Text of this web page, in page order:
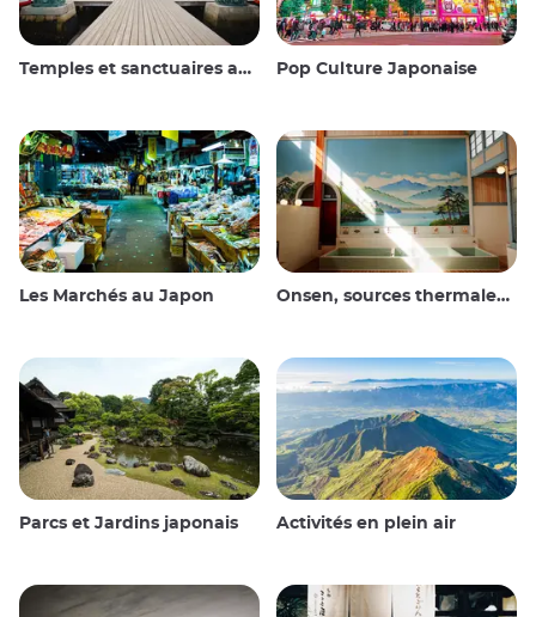
Temples et sanctuaires au Japon Pop Culture Japonaise
Les Marchés au Japon Onsen, sources thermales et bains publics
Parcs et Jardins japonais Activités en plein air